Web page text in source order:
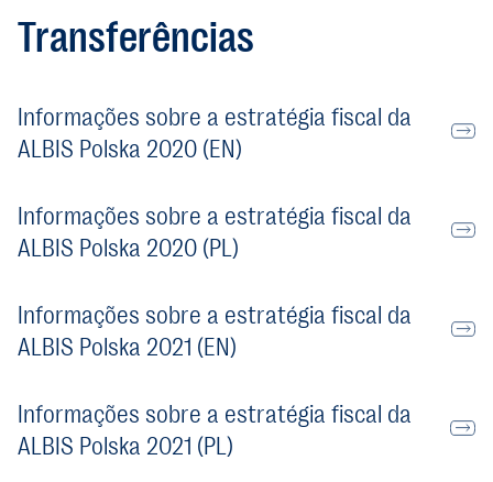
Transferências
Informações sobre a estratégia fiscal da
ALBIS Polska 2020 (EN)
Informações sobre a estratégia fiscal da
ALBIS Polska 2020 (PL)
Informações sobre a estratégia fiscal da
ALBIS Polska 2021 (EN)
Informações sobre a estratégia fiscal da
ALBIS Polska 2021 (PL)